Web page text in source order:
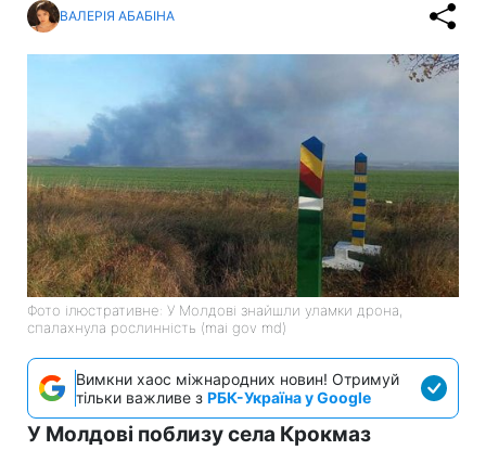
ВАЛЕРІЯ АБАБІНА
Фото ілюстративне: У Молдові знайшли уламки дрона,
спалахнула рослинність (mai gov md)
Вимкни хаос міжнародних новин! Отримуй
тільки важливе з РБК-Україна у Google
У Молдові поблизу села Крокмаз